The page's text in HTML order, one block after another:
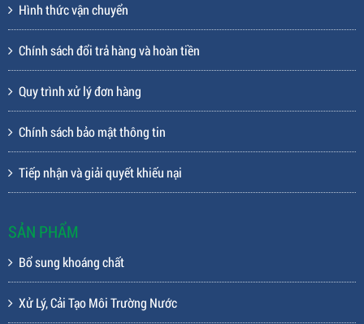
Hình thức vận chuyển
Chính sách đổi trả hàng và hoàn tiền
Quy trình xử lý đơn hàng
Chính sách bảo mật thông tin
Tiếp nhận và giải quyết khiếu nại
SẢN PHẨM
Bổ sung khoáng chất
Xử Lý, Cải Tạo Môi Trường Nước